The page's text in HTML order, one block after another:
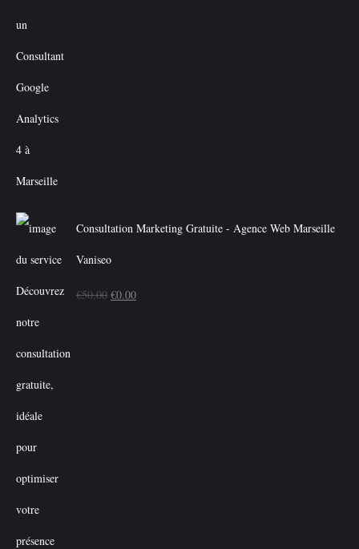
Consultation Marketing Gratuite - Agence Web Marseille
Vaniseo
€50.00 Le
€0.00Le